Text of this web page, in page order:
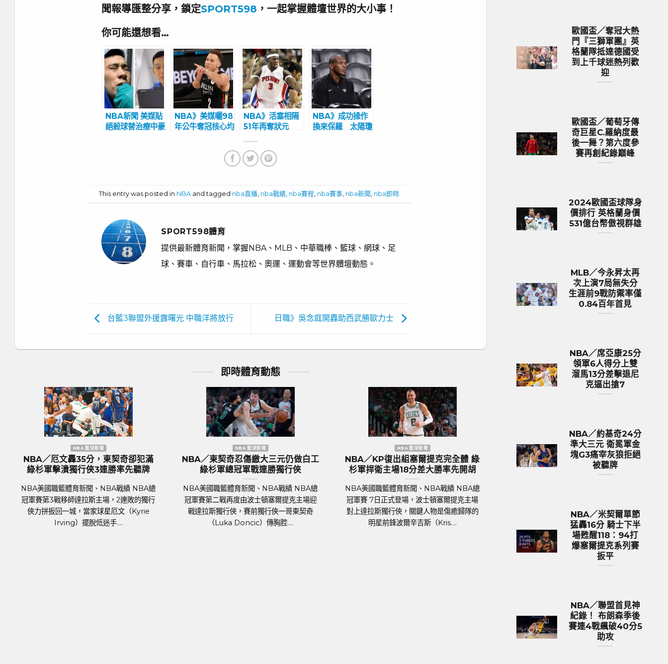
聞報導匯整分享，鎖定SPORT598 ，一起掌握體壇世界的大小事！
你可能還想看…
NBA新聞 美媒貼
絕殺球替治療中豪
NBA》美媒曬98
年公牛奪冠核心均
NBA》活塞相隔
51年再奪狀元
NBA》成功操作
換來保羅 太陽瓊
This entry was posted in NBA and tagged nba直播 nba戰績 nba賽程 nba賽事 nba新聞 nba即時
SPORT598體育
提供最新體育新聞，掌握NBA、MLB、中華職棒、籃球、網球、足
球、賽車、自行車、馬拉松、奧運、運動會等世界體壇動態。
台籃3聯盟外援露曙光 中職洋將放行 日職》吳念庭開轟助西武勝歐力士
即時體育動態
NBA 籃球新聞
／KP復出組塞爾提克完全體 綠
軍捍衛主場18分差大勝率先開胡
美國職籃體育新聞、NBA戰績 NBA總
賽 7日正式登場，波士頓塞爾提克主場
達拉斯獨行俠，關鍵人物是傷癒歸隊的
明星前鋒波爾辛吉斯（Kris....
歐洲國家盃 足球新聞
歐國盃／奪冠大熱門『三獅軍團』英
格蘭隊抵達德國受到上千球迷熱列歡
足球聯賽體育新聞、足球戰績 萬眾矚目的
2024年歐洲國家盃（UEFA Euro 2024）
將於6月14日於德國正式開踢。各國好手摩拳
歐洲國家盃 足球新聞
歐國盃／葡萄牙傳奇巨星C.羅納度最
後一舞？第六度參賽再創紀錄巔峰
足球聯賽體育新聞、足球戰績 2024年歐洲
國家盃即將於6月14日晚上在德國揭幕，39
歲的葡萄牙球星C.羅納度（Cristiano
Ronaldo）將再....
歐洲國家盃 足球新聞
2024歐國盃球隊身價排行 英格蘭身
價531億台幣傲視群雄
足球聯賽體育新聞、足球戰績 在今年德國舉
（約531億新台幣）的總身價傲視群雄，成為
身價最高的球隊。根據英國體育....
MLB
歐國盃／奪冠大熱
門『三獅軍團』英
格蘭隊抵達德國受
到上千球迷熱列歡
迎
歐國盃／葡萄牙傳
奇巨星C.羅納度最
後一舞？第六度參
賽再創紀錄巔峰
2024歐國盃球隊身
價排行 英格蘭身價
531億台幣傲視群雄
MLB／今永昇太再
次上演7局無失分
生涯前9戰防禦率僅
0.84百年首見
NBA／席亞康25分
領軍6人得分上雙
溜馬13分差擊退尼
克逼出搶7
NBA／約基奇24分
準大三元 衛冕軍金
塊G3痛宰灰狼拒絕
被聽牌
NBA／米契爾單節
猛轟16分 騎士下半
場甦醒118：94打
爆塞爾提克系列賽
扳平
NBA／聯盟首見神
紀錄！ 布朗森季後
賽連4戰飆破40分5
助攻